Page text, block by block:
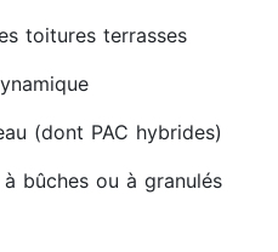
toitures terrasses
(dont PAC hybrides)
bûches ou à granulés